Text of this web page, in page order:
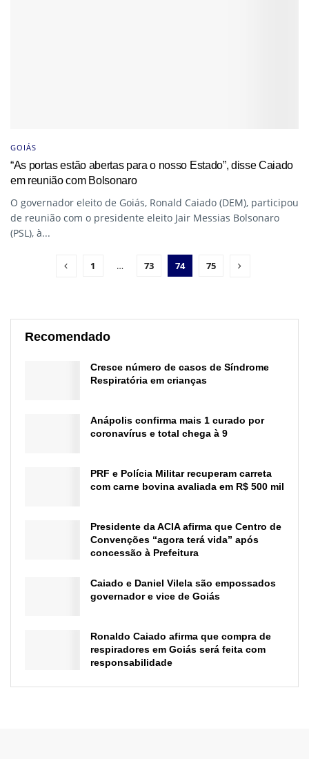
GOIÁS
“As portas estão abertas para o nosso Estado”, disse Caiado
em reunião com Bolsonaro
O governador eleito de Goiás, Ronald Caiado (DEM), participou
de reunião com o presidente eleito Jair Messias Bolsonaro
(PSL), à...
1 … 73 74 75
Recomendado
Cresce número de casos de Síndrome
Respiratória em crianças
Anápolis confirma mais 1 curado por
coronavírus e total chega à 9
PRF e Polícia Militar recuperam carreta
com carne bovina avaliada em R$ 500 mil
Presidente da ACIA afirma que Centro de
Convenções “agora terá vida” após
concessão à Prefeitura
Caiado e Daniel Vilela são empossados
governador e vice de Goiás
Ronaldo Caiado afirma que compra de
respiradores em Goiás será feita com
responsabilidade